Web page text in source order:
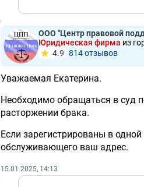
ООО "Центр правовой
Юридическая фирма из
4.9 814 отзывов
Уважаемая Екатерина.
Необходимо обращаться в суд
расторжении брака.
Если зарегистрированы в
обслуживающего ваш адрес.
15.01.2025, 14:13